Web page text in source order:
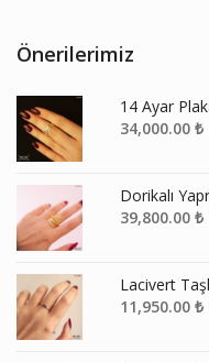
Önerilerimiz
14 Ayar
34,000.00 ₺
Dorikalı
39,800.00 ₺
Lacivert
11,950.00 ₺